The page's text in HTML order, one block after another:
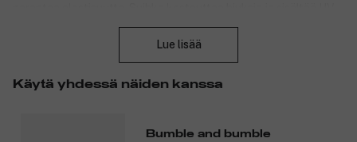
Sopii kaikille hiustyypeille, myös värjätyille hiuksille.
3331838
Lue lisää
Käytä yhdessä näiden kanssa
Bumble and bumble